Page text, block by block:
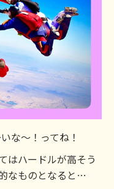
な〜！ってね！
はハードルが高そう
なものとなると…